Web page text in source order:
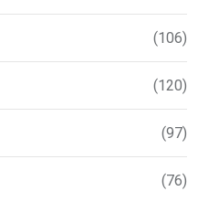
(106)
(120)
(97)
(76)